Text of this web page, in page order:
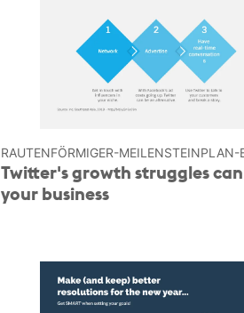
RAUTENFÖRMIGER-MEILENSTEINPLAN-
Twitter's growth struggles
your business